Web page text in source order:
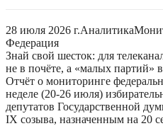
28 июля 2026 г.Аналитика
Федерация
Знай свой шесток: для
не в почёте, а «малых партий»
Отчёт о мониторинге
неделе (20-26 июля)
депутатов Государственной
IX созыва, назначенным на 20